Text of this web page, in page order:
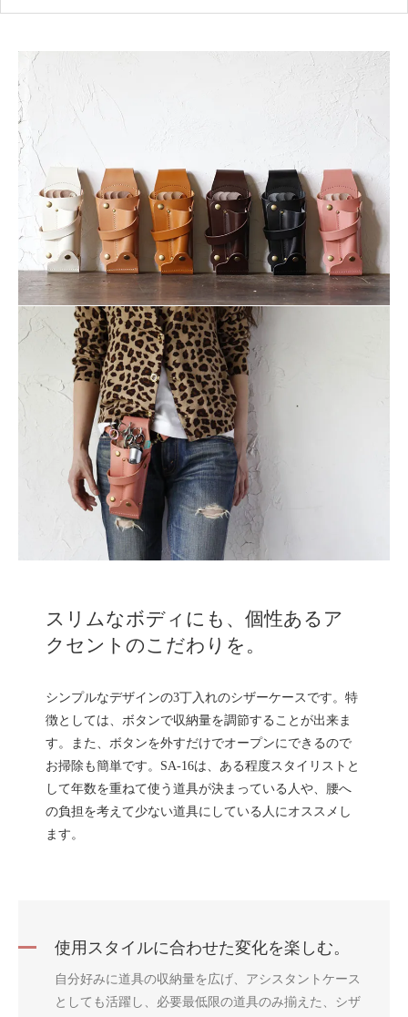
スリムなボディにも、個性あるア
クセントのこだわりを。
シンプルなデザインの3丁入れのシザーケースです。特
徴としては、ボタンで収納量を調節することが出来ま
す。また、ボタンを外すだけでオープンにできるので
お掃除も簡単です。SA-16は、ある程度スタイリストと
して年数を重ねて使う道具が決まっている人や、腰へ
の負担を考えて少ない道具にしている人にオススメし
ます。
使用スタイルに合わせた変化を楽しむ。
自分好みに道具の収納量を広げ、アシスタントケース
としても活躍し、必要最低限の道具のみ揃えた、シザ